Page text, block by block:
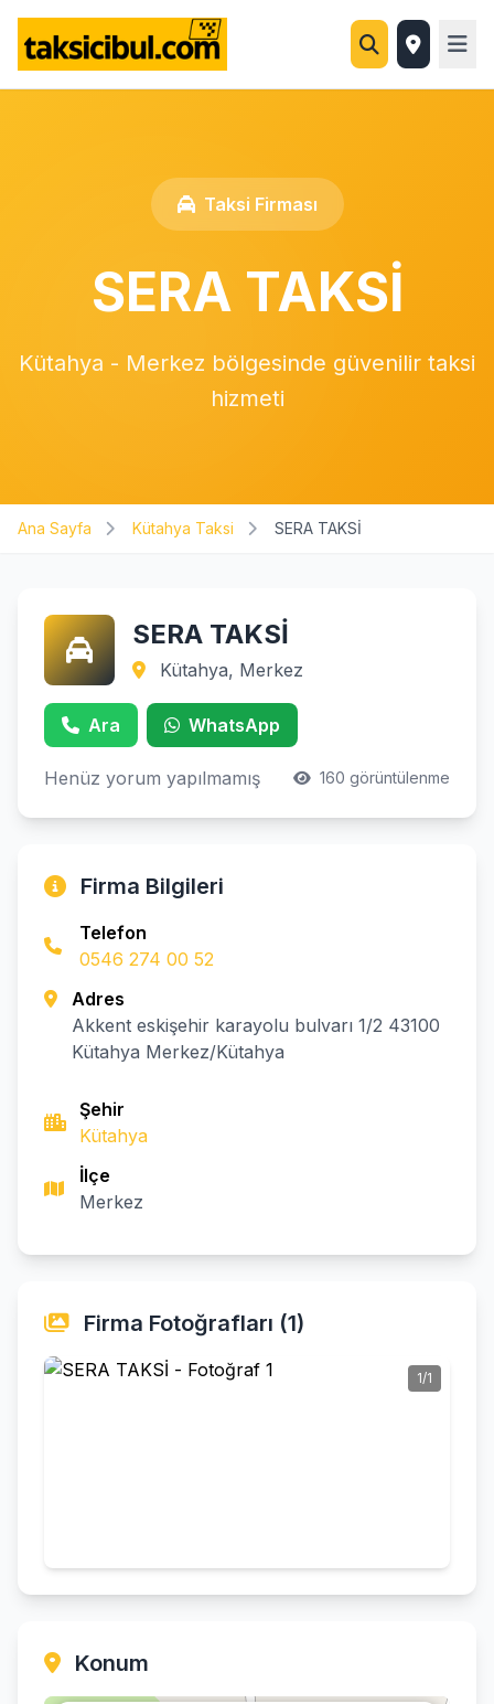
Taksi Firması
SERA TAKSİ
Kütahya - Merkez bölgesinde güvenilir taksi
hizmeti
Ana Sayfa Kütahya Taksi SERA TAKSİ
SERA TAKSİ
Kütahya, Merkez
Ara WhatsApp
Henüz yorum yapılmamış 160 görüntülenme
Firma Bilgileri
Telefon
0546 274 00 52
Adres
Akkent eskişehir karayolu bulvarı 1/2 43100
Kütahya Merkez/Kütahya
Şehir
Kütahya
İlçe
Merkez
Firma Fotoğrafları (1)
1/1
Konum